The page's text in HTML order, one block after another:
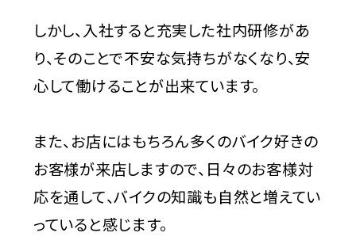
しかし、入社すると充実した社内研修があ
り、そのことで不安な気持ちがなくなり、安
心して働けることが出来ています。
また、お店にはもちろん多くのバイク好きの
お客様が来店しますので、日々のお客様対
応を通して、バイクの知識も自然と増えてい
っていると感じます。